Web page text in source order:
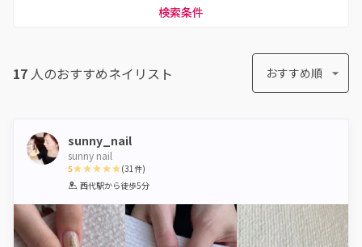
検索条件
17 人のおすすめネイリスト おすすめ順
sunny_nail
sunny nail
5
1 2 3 4 5
(31件)
西代駅から徒歩5分